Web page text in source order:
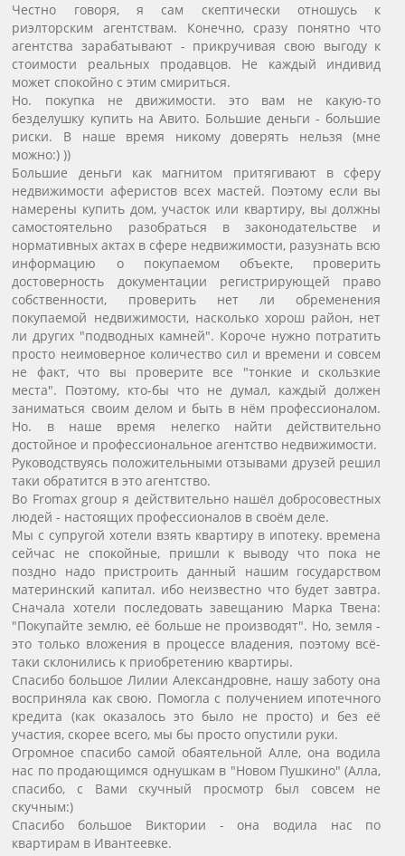
Честно говоря, я сам скептически отношусь к
риэлторским агентствам. Конечно, сразу понятно что
агентства зарабатывают - прикручивая свою выгоду к
стоимости реальных продавцов. Не каждый индивид
может спокойно с этим смириться.
Но. покупка не движимости. это вам не какую-то
безделушку купить на Авито. Большие деньги - большие
риски. В наше время никому доверять нельзя (мне
можно:) ))
Большие деньги как магнитом притягивают в сферу
недвижимости аферистов всех мастей. Поэтому если вы
намерены купить дом, участок или квартиру, вы должны
самостоятельно разобраться в законодательстве и
нормативных актах в сфере недвижимости, разузнать всю
информацию о покупаемом объекте, проверить
достоверность документации регистрирующей право
собственности, проверить нет ли обременения
покупаемой недвижимости, насколько хорош район, нет
ли других "подводных камней". Короче нужно потратить
просто неимоверное количество сил и времени и совсем
не факт, что вы проверите все "тонкие и скользкие
места". Поэтому, кто-бы что не думал, каждый должен
заниматься своим делом и быть в нём профессионалом.
Но. в наше время нелегко найти действительно
достойное и профессиональное агентство недвижимости.
Руководствуясь положительными отзывами друзей решил
таки обратится в это агентство.
Во Fromax group я действительно нашёл добросовестных
людей - настоящих профессионалов в своём деле.
Мы с супругой хотели взять квартиру в ипотеку. времена
сейчас не спокойные, пришли к выводу что пока не
поздно надо пристроить данный нашим государством
материнский капитал. ибо неизвестно что будет завтра.
Сначала хотели последовать завещанию Марка Твена:
"Покупайте землю, её больше не производят". Но, земля -
это только вложения в процессе владения, поэтому всё-
таки склонились к приобретению квартиры.
Спасибо большое Лилии Александровне, нашу заботу она
восприняла как свою. Помогла с получением ипотечного
кредита (как оказалось это было не просто) и без её
участия, скорее всего, мы бы просто опустили руки.
Огромное спасибо самой обаятельной Алле, она водила
нас по продающимся однушкам в "Новом Пушкино" (Алла,
спасибо, с Вами скучный просмотр был совсем не
скучным:)
Спасибо большое Виктории - она водила нас по
квартирам в Ивантеевке.